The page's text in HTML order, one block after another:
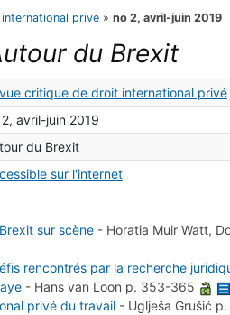
privé » no 2, avril-juin 2019
du Brexit
critique de droit international privé
2, avril-juin 2019
du Brexit
sur l'internet
sur scène - Horatia Muir Watt,
rencontrés par la recherche
- Hans van Loon p. 353-365
privé du travail - Uglješa Grušić